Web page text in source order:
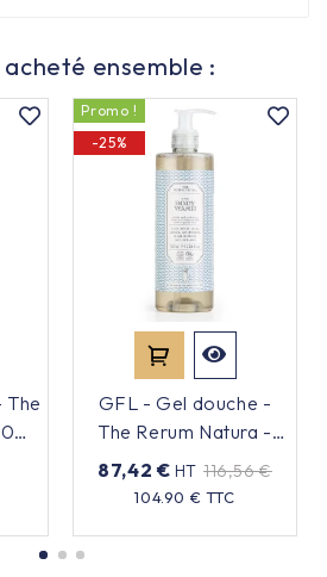
ensemble :
The
Promo !
-25%
GFL - Gel douche -
The Rerum Natura -
380ml - x18 - Non
rechargeable
87,42 € HT
Prix
base
116,56 €
104.90 € TTC
Prix